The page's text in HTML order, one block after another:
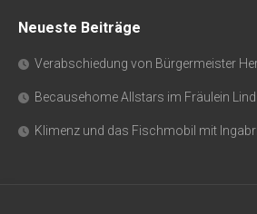
Neueste Beiträge
Verabschiedung von Bürgermeister
Becausehome Allstars im Fräulein
Klimenz und das Fischmobil mit